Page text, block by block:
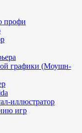
профи
графики (Моушн-
иллюстратор
игр